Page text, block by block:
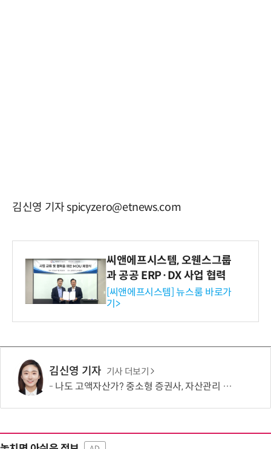
김신영 기자 spicyzero@etnews.com
씨앤에프시스템, 오웬스그룹
과 공공 ERP·DX 사업 협력
[씨앤에프시스템] 뉴스룸 바로가
기>
김신영 기자 기사 더보기
나도 고액자산가? 중소형 증권사, 자산관리 문턱 낮췄다